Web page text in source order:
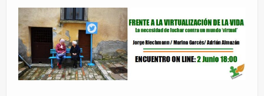
CANAL DE VIDEO